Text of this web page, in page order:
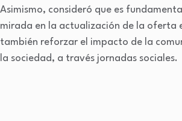
Asimismo, consideró que es
mirada en la actualización de la oferta
también reforzar el impacto de la
la sociedad, a través jornadas sociales.